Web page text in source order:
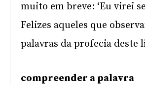
muito em breve: ‘Eu virei
Felizes aqueles que
palavras da profecia deste
compreender a palavra